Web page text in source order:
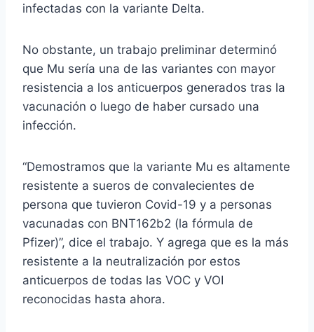
infectadas con la variante Delta.
No obstante, un trabajo preliminar determinó
que Mu sería una de las variantes con mayor
resistencia a los anticuerpos generados tras la
vacunación o luego de haber cursado una
infección.
“Demostramos que la variante Mu es altamente
resistente a sueros de convalecientes de
persona que tuvieron Covid-19 y a personas
vacunadas con BNT162b2 (la fórmula de
Pfizer)”, dice el trabajo. Y agrega que es la más
resistente a la neutralización por estos
anticuerpos de todas las VOC y VOI
reconocidas hasta ahora.